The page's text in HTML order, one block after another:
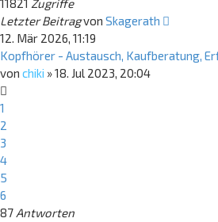
11821 Zugriffe
Letzter Beitragvon Skagerath
12. Mär 2026, 11:19
Kopfhörer - Austausch, Kaufberatung,
von chiki »18. Jul 2023, 20:04
1
2
3
4
5
6
87 Antworten